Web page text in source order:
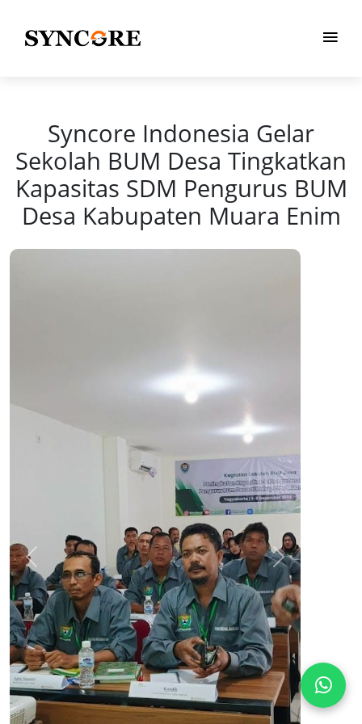
Syncore Indonesia Gelar
Sekolah BUM Desa Tingkatkan
Kapasitas SDM Pengurus BUM
Desa Kabupaten Muara Enim